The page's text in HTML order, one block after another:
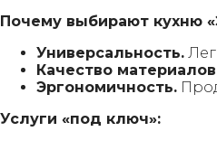
Почему выбирают кухню
Универсальность.
Качество
Эргономичность.
Услуги «под ключ»: